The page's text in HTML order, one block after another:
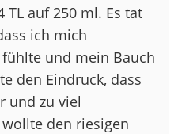
TL auf 250 ml. Es tat
ich mich
und mein Bauch
den Eindruck, dass
und zu viel
den riesigen